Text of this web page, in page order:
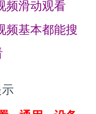
频滑动观看
频基本都能搜